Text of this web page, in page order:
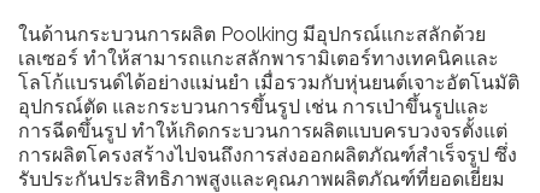
ในด้านกระบวนการผลิต Poolking มีอุปกรณ์แกะสลักด้วย
เลเซอร์ ทำให้สามารถแกะสลักพารามิเตอร์ทางเทคนิคและ
โลโก้แบรนด์ได้อย่างแม่นยำ เมื่อรวมกับหุ่นยนต์เจาะอัตโนมัติ
อุปกรณ์ตัด และกระบวนการขึ้นรูป เช่น การเป่าขึ้นรูปและ
การฉีดขึ้นรูป ทำให้เกิดกระบวนการผลิตแบบครบวงจรตั้งแต่
การผลิตโครงสร้างไปจนถึงการส่งออกผลิตภัณฑ์สำเร็จรูป ซึ่ง
รับประกันประสิทธิภาพสูงและคุณภาพผลิตภัณฑ์ที่ยอดเยี่ยม